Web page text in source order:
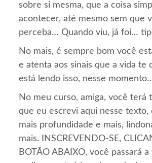
sobre si mesma, que a coisa
acontecer, até mesmo sem que
perceba… Quando viu, já foi…
No mais, é sempre bom você
e atenta aos sinais que a vida te
está lendo isso, nesse
No meu curso, amiga, você terá
que eu escrevi aqui nesse texto,
mais profundidade e mais,
mais. INSCREVENDO-SE,
BOTÃO ABAIXO, você passará